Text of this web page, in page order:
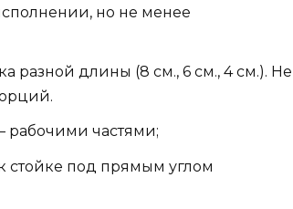
но не менее
разной длины (8 см., 6 см., 4 см.). Не
рабочими частями;
стойке под прямым углом